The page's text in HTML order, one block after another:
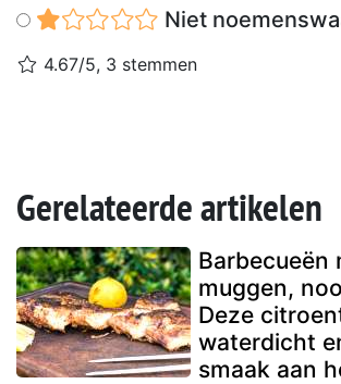
Niet
4.67/5, 3 stemmen
Gerelateerde artikelen
Barbecueën
muggen,
Deze
waterdicht
smaak aan